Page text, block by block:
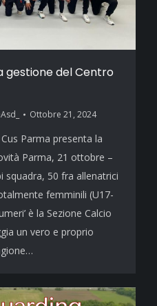
gestione del Centro
Ottobre 21, 2024
Parma presenta la
Parma, 21 ottobre –
squadra, 50 fra allenatrici
femminili (U17-
è la Sezione Calcio
un vero e proprio